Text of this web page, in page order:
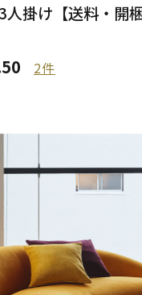
掛け【送料・開
2件